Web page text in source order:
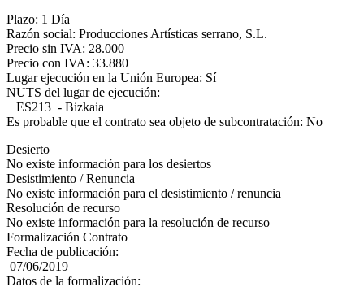
Plazo: 1 Día
Razón social: Producciones Artísticas serrano, S.L.
Precio sin IVA: 28.000
Precio con IVA: 33.880
Lugar ejecución en la Unión Europea: Sí
NUTS del lugar de ejecución:
ES213 - Bizkaia
Es probable que el contrato sea objeto de subcontratación: No
Desierto
No existe información para los desiertos
Desistimiento / Renuncia
No existe información para el desistimiento / renuncia
Resolución de recurso
No existe información para la resolución de recurso
Formalización Contrato
Fecha de publicación:
07/06/2019
Datos de la formalización: